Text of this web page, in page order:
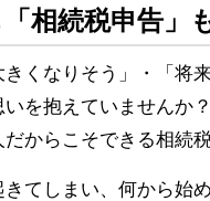
「相続税申告」
きくなりそう」・「
を抱えていませんか？
からこそできる相続
てしまい、何から始